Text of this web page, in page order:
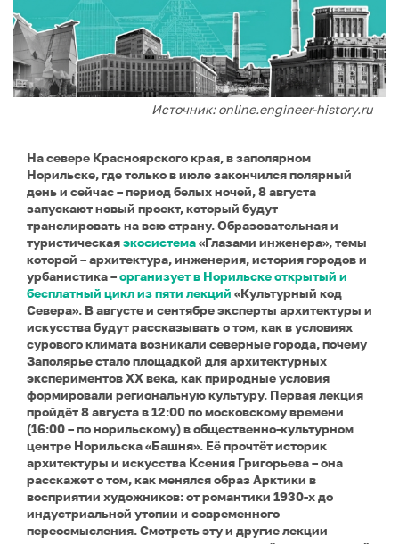
Источник: online.engineer-history.ru
На севере Красноярского края, в заполярном
Норильске, где только в июле закончился полярный
день и сейчас – период белых ночей, 8 августа
запускают новый проект, который будут
транслировать на всю страну. Образовательная и
туристическаяэкосистема«Глазами инженера», темы
которой – архитектура, инженерия, история городов и
урбанистика –организует в Норильске открытый и
бесплатный цикл из пяти лекций «Культурный код
Севера». В августе и сентябре эксперты архитектуры и
искусства будут рассказывать о том, как в условиях
сурового климата возникали северные города, почему
Заполярье стало площадкой для архитектурных
экспериментов XX века, как природные условия
формировали региональную культуру. Первая лекция
пройдёт 8 августа в 12:00 по московскому времени
(16:00 – по норильскому) в общественно-культурном
центре Норильска «Башня». Её прочтёт историк
архитектуры и искусства Ксения Григорьева – она
расскажет о том, как менялся образ Арктики в
восприятии художников: от романтики 1930-х до
индустриальной утопии и современного
переосмысления. Смотреть эту и другие лекции